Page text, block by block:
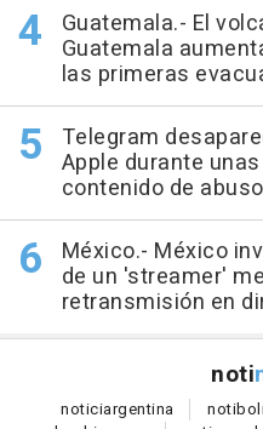
Guatemala.- El
Guatemala
las primeras
Telegram
Apple durante
contenido de
México.- México
de un 'streamer'
retransmisión en
noti
noticiargentina noti